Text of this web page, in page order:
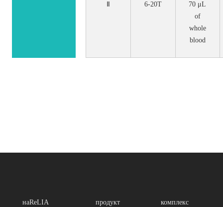
6-20T
70 μL
of
whole
blood
наReLIA продукт комплекс